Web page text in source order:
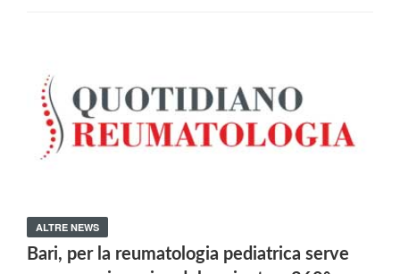
ALTRE NEWS
Bari, per la reumatologia pediatrica serve